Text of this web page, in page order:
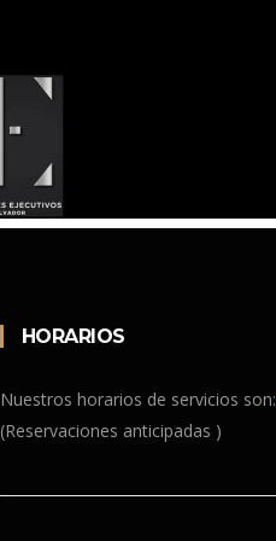
HORARIOS
Nuestros horarios de servicios son:
(Reservaciones anticipadas )